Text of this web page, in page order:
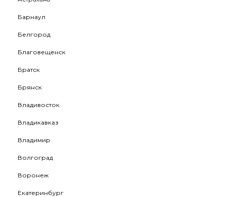
Барнаул
Белгород
Благовещенск
Братск
Брянск
Владивосток
Владикавказ
Владимир
Волгоград
Воронеж
Екатеринбург